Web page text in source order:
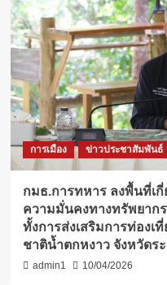
การเมือง ข่าวประชาสัมพันธ์
กมธ.การทหาร ลงพื้นที่เ
ความมั่นคงทางทรัพยาก
ทั้งการส่งเสริมการท่องเ
ชาติน้ำตกหงาว จังหวัดร
admin1 10/04/2026